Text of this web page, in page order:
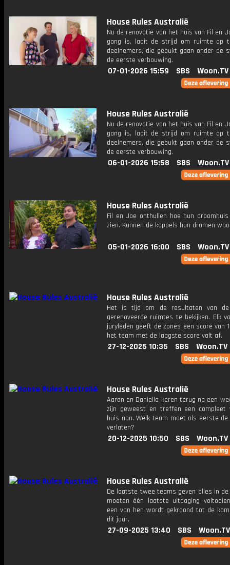
House Rules Australië
Nu de renovatie van het huis van Fil en
gang is, laait de strijd om ruimte op
deelnemers, die gebukt gaan onder de
de eerste verbouwing.
07-01-2026 15:59 SBS Woon.TV
House Rules Australië
Nu de renovatie van het huis van Fil en
gang is, laait de strijd om ruimte op
deelnemers, die gebukt gaan onder de
de eerste verbouwing.
06-01-2026 15:58 SBS Woon.TV
House Rules Australië
Fil en Joe onthullen hoe hun
zien. Kunnen de koppels hun dromen
05-01-2026 16:00 SBS Woon.TV
House Rules Australië
Het is tijd om de resultaten van de
gerenoveerde ruimtes te bekijken. Elk
juryleden geeft de zones een score van
het team met de laagste score valt af.
27-12-2025 10:35 SBS Woon.TV
House Rules Australië
Aaron en Daniella keren terug na een
zijn geweest en treffen een compleet
huis aan. Welk team moet als eerste
verlaten?
20-12-2025 10:50 SBS Woon.TV
House Rules Australië
De laatste twee teams geven alles in
moeten één laatste uitdaging
een van hen wordt gekroond tot de
dit jaar.
27-09-2025 13:40 SBS Woon.TV